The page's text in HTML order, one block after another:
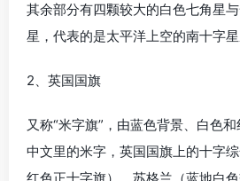
其余部分有四颗较大的白色七角星
星，代表的是太平洋上空的南十字星
2、英国国旗
又称“米字旗”，由蓝色背景、白色
中文里的米字，英国国旗上的十字